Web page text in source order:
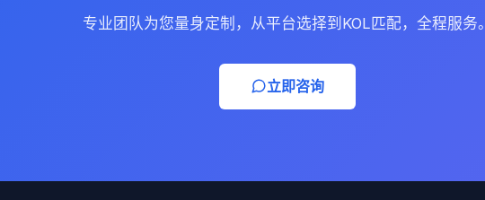
专业团队为您量身定制，从平台选择到KOL匹配，全程服务。
立即咨询